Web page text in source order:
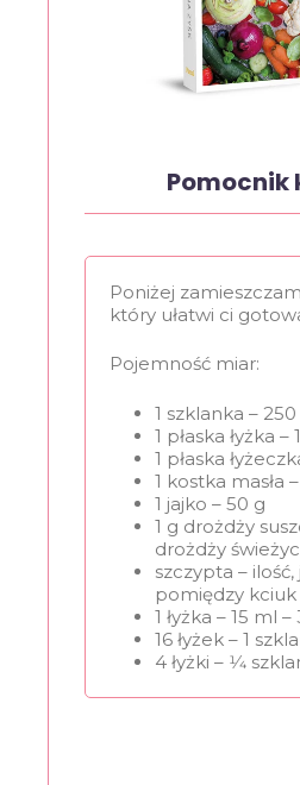
Pomocnik
Poniżej
który ułatwi ci
Pojemność miar:
1 szklanka –
1 płaska łyżka –
1 płaska
1 kostka masła
1 jajko – 50 g
1 g drożdży
drożdży
szczypta –
pomiędzy
1 łyżka – 15 ml –
16 łyżek – 1
4 łyżki – 1⁄4